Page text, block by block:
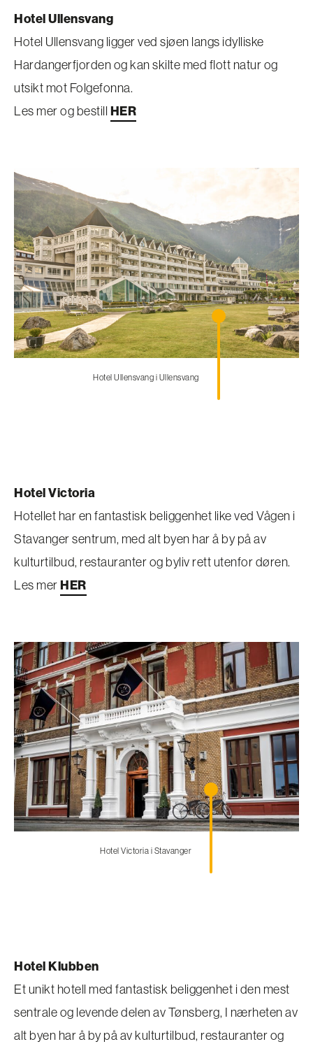
Hotel Ullensvang
Hotel Ullensvang ligger ved sjøen langs idylliske
Hardangerfjorden og kan skilte med flott natur og
utsikt mot Folgefonna.
Les mer og bestill HER
Hotel Ullensvang i Ullensvang
Hotel Victoria
Hotellet har en fantastisk beliggenhet like ved Vågen i
Stavanger sentrum, med alt byen har å by på av
kulturtilbud, restauranter og byliv rett utenfor døren.
Les merHER
Hotel Victoria i Stavanger
Hotel Klubben
Et unikt hotell med fantastisk beliggenhet i den mest
sentrale og levende delen av Tønsberg, I nærheten av
alt byen har å by på av kulturtilbud, restauranter og